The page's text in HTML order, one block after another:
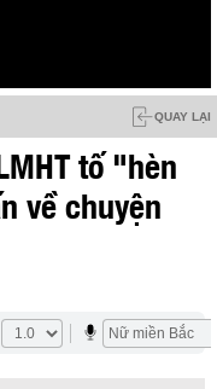
QUAY LẠI
tố "hèn
về chuyện